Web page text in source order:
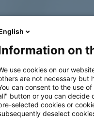
Blog
on
use cookies on our
are not necessary but
can consent to the use
button or you can decide
selected cookies or
deselect